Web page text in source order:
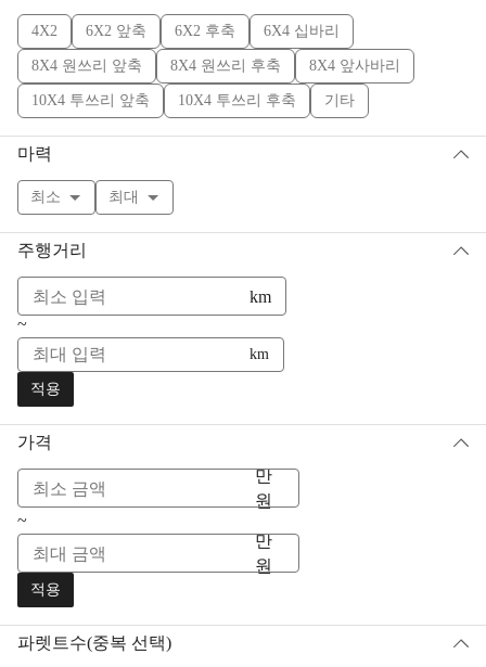
4X2 6X2 앞축 6X2 후축 6X4 십바리
8X4 원쓰리 앞축 8X4 원쓰리 후축 8X4 앞사바리
10X4 투쓰리 앞축 10X4 투쓰리 후축 기타
마력
최소 최대
주행거리
km
~
km
적용
가격
만
원
~
만
원
적용
파렛트수(중복 선택)